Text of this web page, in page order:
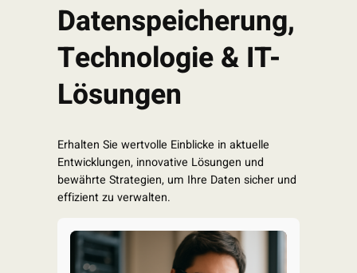
Datenspeicherung,
Technologie & IT-
Lösungen
Erhalten Sie wertvolle Einblicke in aktuelle
Entwicklungen, innovative Lösungen und
bewährte Strategien, um Ihre Daten sicher und
effizient zu verwalten.